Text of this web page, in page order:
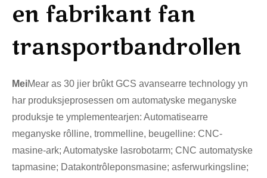
en fabrikant fan
transportbandrollen
MeiMear as 30 jier brûkt GCS avansearre technology yn
har produksjeprosessen om automatyske meganyske
produksje te ymplementearjen: Automatisearre
meganyske rôlline, trommelline, beugelline: CNC-
masine-ark; Automatyske lasrobotarm; CNC automatyske
tapmasine; Datakontrôleponsmasine; asferwurkingsline;